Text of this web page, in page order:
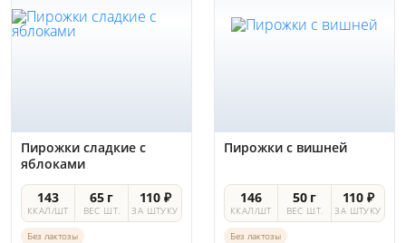
Пирожки сладкие с
яблоками
143
ККАЛ/ШТ
65 г
ВЕС ШТ.
110 ₽
ЗА ШТУКУ
Без лактозы
Пирожки с вишней
146
ККАЛ/ШТ
50 г
ВЕС ШТ.
110 ₽
ЗА ШТУКУ
Без лактозы